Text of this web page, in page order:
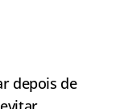
depois de